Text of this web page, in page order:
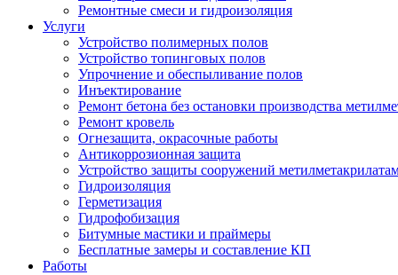
Ремонтные смеси и гидроизоляция
Услуги
Устройство полимерных полов
Устройство топинговых полов
Упрочнение и обеспыливание полов
Инъектирование
Ремонт бетона без остановки производства
Ремонт кровель
Огнезащита, окрасочные работы
Антикоррозионная защита
Устройство защиты сооружений
Гидроизоляция
Герметизация
Гидрофобизация
Битумные мастики и праймеры
Бесплатные замеры и составление КП
Работы